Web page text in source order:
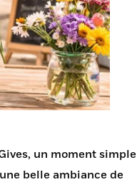
un moment simple
belle ambiance de